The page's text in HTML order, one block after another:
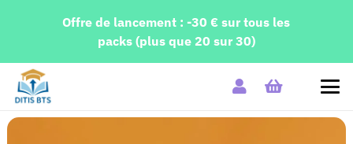
Offre de lancement : -30 € sur tous les
packs (plus que 20 sur 30)